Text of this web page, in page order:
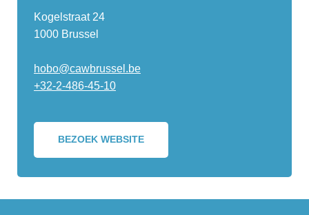
Kogelstraat 24
1000 Brussel
hobo@cawbrussel.be
+32-2-486-45-10
BEZOEK WEBSITE